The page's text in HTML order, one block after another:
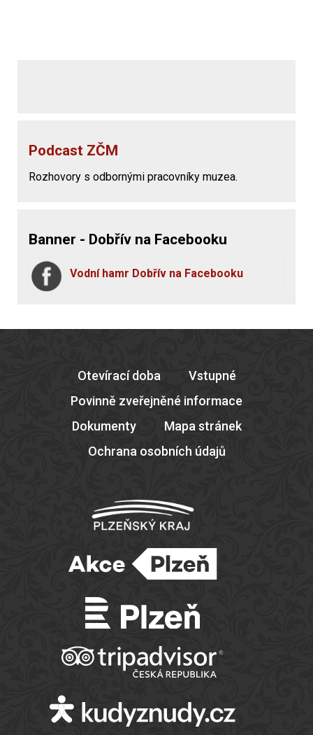
Podcast ZČM
Rozhovory s odbornými pracovníky muzea.
Banner - Dobřív na Facebooku
Vodní hamr Dobřív na Facebooku
Otevírací doba
Vstupné
Povinně zveřejněné informace
Dokumenty
Mapa stránek
Ochrana osobních údajů